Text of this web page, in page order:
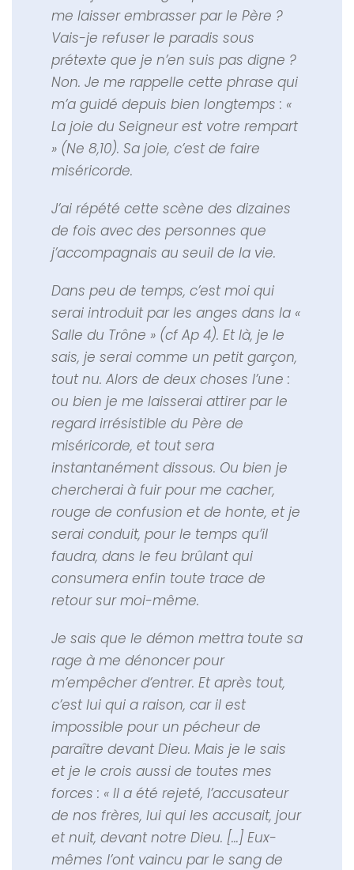
me laisser embrasser par le Père ?
Vais-je refuser le paradis sous
prétexte que je n’en suis pas digne ?
Non. Je me rappelle cette phrase qui
m’a guidé depuis bien longtemps : «
La joie du Seigneur est votre rempart
» (Ne 8,10). Sa joie, c’est de faire
miséricorde.
J’ai répété cette scène des dizaines
de fois avec des personnes que
j’accompagnais au seuil de la vie.
Dans peu de temps, c’est moi qui
serai introduit par les anges dans la «
Salle du Trône » (cf Ap 4). Et là, je le
sais, je serai comme un petit garçon,
tout nu. Alors de deux choses l’une :
ou bien je me laisserai attirer par le
regard irrésistible du Père de
miséricorde, et tout sera
instantanément dissous. Ou bien je
chercherai à fuir pour me cacher,
rouge de confusion et de honte, et je
serai conduit, pour le temps qu’il
faudra, dans le feu brûlant qui
consumera enfin toute trace de
retour sur moi-même.
Je sais que le démon mettra toute sa
rage à me dénoncer pour
m’empêcher d’entrer. Et après tout,
c’est lui qui a raison, car il est
impossible pour un pécheur de
paraître devant Dieu. Mais je le sais
et je le crois aussi de toutes mes
forces : « Il a été rejeté, l’accusateur
de nos frères, lui qui les accusait, jour
et nuit, devant notre Dieu. […] Eux-
mêmes l’ont vaincu par le sang de